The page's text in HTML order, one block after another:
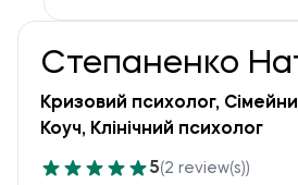
Степаненко
Кризовий психолог,
Коуч, Клінічний психолог
5(2 review(s))